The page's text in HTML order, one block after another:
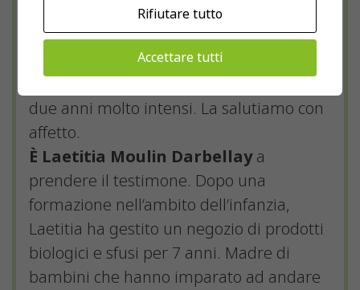
Christelle Vallat
Il coordinamento Pedibus Valleseha
cambiato volto.
due anni molto intensi. La salutiamo con
affetto.
È Laetitia Moulin Darbellaya
prendere il testimone. Dopo una
formazione nell’ambito dell’infanzia,
Laetitia ha gestito un negozio di prodotti
biologici e sfusi per 7 anni. Madre di
bambini che hanno imparato ad andare
Rifiutare tutto
Accettare tutti